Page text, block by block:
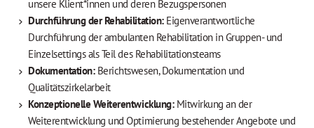
unsere Klient*innen und deren Bezugspersonen
Durchführung der Rehabilitation: Eigenverantwortliche
Durchführung der ambulanten Rehabilitation in Gruppen- und
Einzelsettings als Teil des Rehabilitationsteams
Dokumentation: Berichtswesen, Dokumentation und
Qualitätszirkelarbeit
Konzeptionelle Weiterentwicklung:Mitwirkung an der
Weiterentwicklung und Optimierung bestehender Angebote und